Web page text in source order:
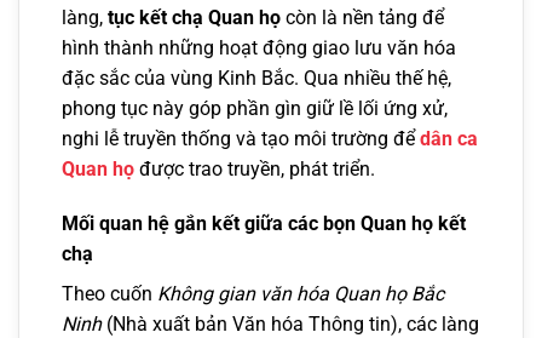
làng, tục kết chạ Quan họ còn là nền tảng để
hình thành những hoạt động giao lưu văn hóa
đặc sắc của vùng Kinh Bắc. Qua nhiều thế hệ,
phong tục này góp phần gìn giữ lề lối ứng xử,
nghi lễ truyền thống và tạo môi trường đểdân ca
Quan họ được trao truyền, phát triển.
Mối quan hệ gắn kết giữa các bọn Quan họ kết
chạ
Theo cuốn Không gian văn hóa Quan họ Bắc
Ninh(Nhà xuất bản Văn hóa Thông tin), các làng